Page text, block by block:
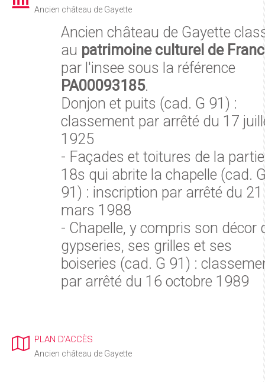
Ancien château de Gayette
Ancien château de Gayette
au patrimoine culturel de
par l'insee sous la référence
PA00093185.
Donjon et puits (cad. G 91) :
classement par arrêté du 17
1925
- Façades et toitures de la partie
18s qui abrite la chapelle (cad.
91) : inscription par arrêté du 21
mars 1988
- Chapelle, y compris son décor
gypseries, ses grilles et ses
boiseries (cad. G 91) :
par arrêté du 16 octobre 1989
PLAN D'ACCÈS
Ancien château de Gayette